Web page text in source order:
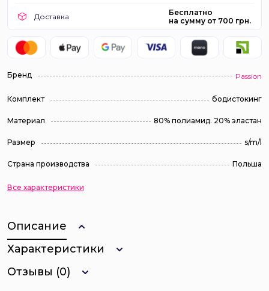
Доставка
Бесплатно
на сумму от 700 грн.
Бренд Passion
Комплект бодистокинг
Материал 80% полиамид. 20% эластан
Размер s/m/l
Страна производства Польша
Все характеристики
Описание
Характеристики
Отзывы (0)